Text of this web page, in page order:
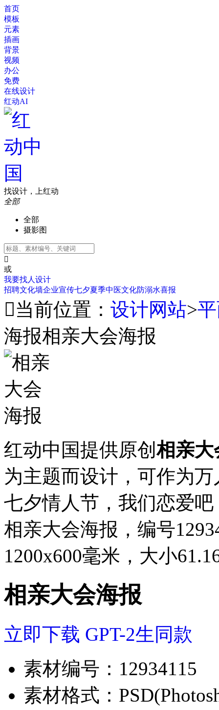
首页
模板
元素
插画
背景
视频
办公
免费
在线设计
红动AI
找设计，上红动
全部
全部
摄影图

或
我要找人设计
招聘文化墙企业宣传七夕夏季中医文化防溺水喜报
当前位置： 设计网站>
海报相亲大会海报
红动中国提供原创相亲大
为主题而设计，可作为
七夕情人节，我们恋爱
相亲大会海报，编号
1200x600毫米，大小
相亲大会海报
立即下载 GPT-2生同款
素材编号： 12934115
素材格式：